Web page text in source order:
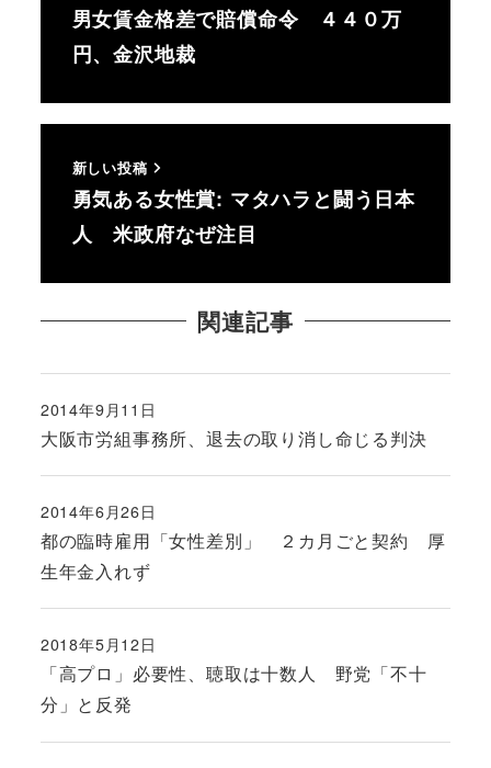
男女賃金格差で賠償命令 ４４０万
円、金沢地裁
新しい投稿
勇気ある女性賞: マタハラと闘う日本
人 米政府なぜ注目
関連記事
大阪市労組事務所、退去の取り消し命じる判決
投稿日
2014年9月11日
都の臨時雇用「女性差別」 ２カ月ごと契約 厚
生年金入れず
投稿日
2014年6月26日
「高プロ」必要性、聴取は十数人 野党「不十
分」と反発
投稿日
2018年5月12日